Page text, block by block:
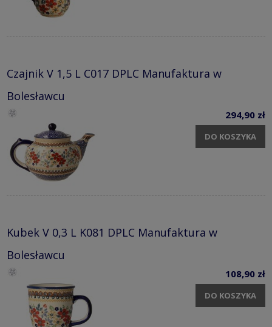
Czajnik V 1,5 L C017 DPLC Manufaktura w
Bolesławcu
294,90 zł
DO KOSZYKA
Kubek V 0,3 L K081 DPLC Manufaktura w
Bolesławcu
108,90 zł
DO KOSZYKA